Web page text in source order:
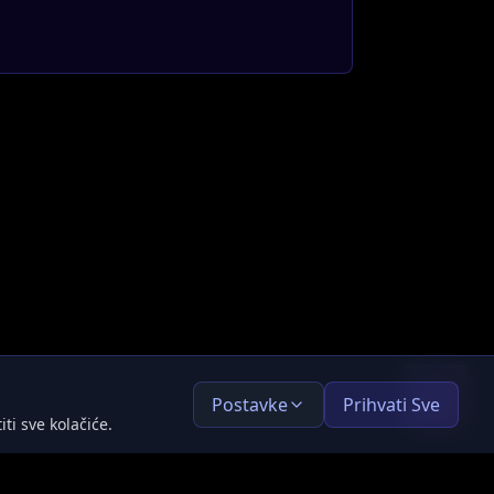
sve kolačiće.
Postavke Prihvati Sve
pomoći?
15poruka preostalo